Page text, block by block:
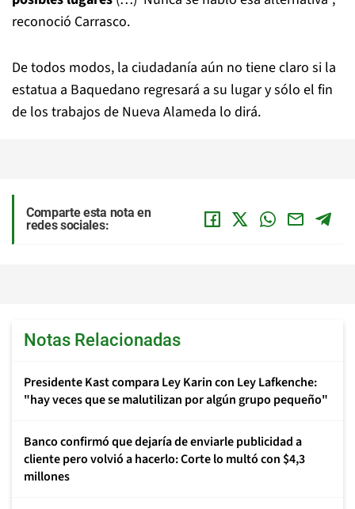
reconoció Carrasco.
De todos modos, la ciudadanía aún no tiene claro si la
estatua a Baquedano regresará a su lugar y sólo el fin
de los trabajos de Nueva Alameda lo dirá.
Comparte esta nota en
redes sociales:
Notas Relacionadas
Presidente Kast compara Ley Karin con Ley Lafkenche:
"hay veces que se malutilizan por algún grupo pequeño"
Banco confirmó que dejaría de enviarle publicidad a
cliente pero volvió a hacerlo: Corte lo multó con $4,3
millones